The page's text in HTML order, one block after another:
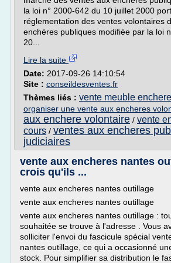
la loi n° 2000-642 du 10 juillet 2000
réglementation des ventes volontaires
enchères publiques modifiée par la loi
20...
Lire la suite
Date: 2017-09-26 14:10:54
Site : conseildesventes.fr
Thèmes liés : vente meuble
organiser une vente aux encheres
aux enchere volontaire / vente
cours / ventes aux encheres
judiciaires
vente aux encheres nantes
crois qu'ils ...
vente aux encheres nantes outillage
vente aux encheres nantes outillage
vente aux encheres nantes outillage :
souhaitée se trouve à l'adresse . Vous
solliciter l'envoi du fascicule spécial
nantes outillage, ce qui a occasionné
stock. Pour simplifier sa distribution le